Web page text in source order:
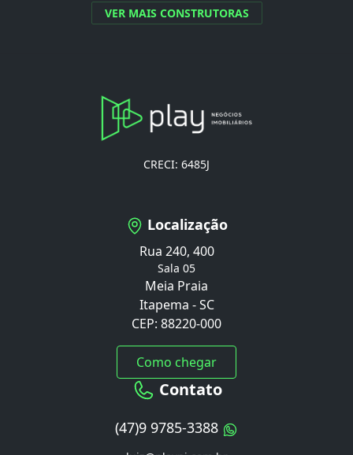
VER MAIS CONSTRUTORAS
CRECI: 6485J
Localização
Rua 240, 400
Sala 05
Meia Praia
Itapema - SC
CEP: 88220-000
Como chegar
Contato
(47)9 9785-3388